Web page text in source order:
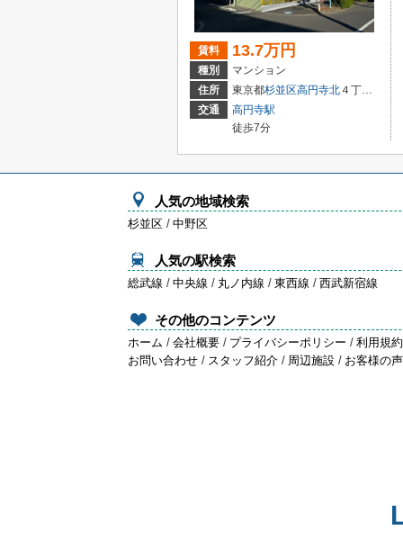
賃料 13.7万円
種別
マンション
住所
東京都杉並区高円寺北４丁目31-5
交通
高円寺駅
徒歩7分
人気の地域検索
杉並区 / 中野区
人気の駅検索
総武線 / 中央線 / 丸ノ内線 / 東西線 / 西武新宿線
その他のコンテンツ
ホーム / 会社概要 / プライバシーポリシー / 利用規
お問い合わせ / スタッフ紹介 / 周辺施設 / お客様の